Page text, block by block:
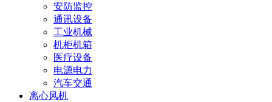
安防监控
通讯设备
工业机械
机柜机箱
医疗设备
电源电力
汽车交通
离心风机